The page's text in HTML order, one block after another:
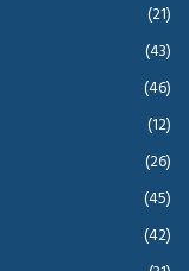
(21)
(43)
(46)
(12)
(26)
(45)
(42)